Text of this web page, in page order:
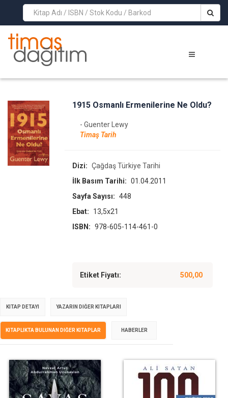
>
1915 Osmanlı Ermenilerine Ne Oldu?
- Guenter Lewy
Timaş Tarih
Dizi: Çağdaş Türkiye Tarihi
İlk Basım Tarihi: 01.04.2011
Sayfa Sayısı: 448
Ebat:
13,5x21
ISBN: 978-605-114-461-0
Etiket Fiyatı: 500,00
KITAP DETAYI YAZARIN DIĞER KITAPLARI
KITAPLIKTA BULUNAN DIĞER KITAPLAR HABERLER